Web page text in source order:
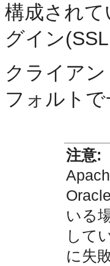
構成され
グイン
クライア
フォルト
注意:
いる
して
に失